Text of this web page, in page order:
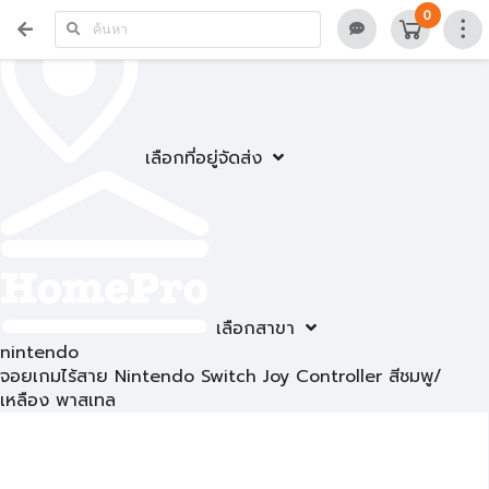
เลือกที่อยู่จัดส่ง
เลือกสาขา
0
nintendo
จอยเกมไร้สาย Nintendo Switch Joy Controller สีชมพู/
เหลือง พาสเทล